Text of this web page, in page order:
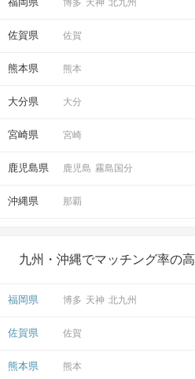
博多 天神 北九州
佐賀県 佐賀
熊本県 熊本
大分県 大分
宮崎県 宮崎
鹿児島県 鹿児島 霧島国分
沖縄県 那覇
九州・沖縄でマッチング率の
福岡県 博多 天神 北九州
佐賀県 佐賀
熊本県 熊本